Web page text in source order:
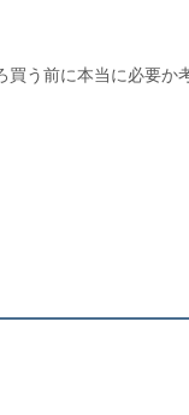
う前に本当に必要か